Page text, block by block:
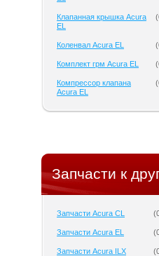
Клапанная крышка Acura
EL
(
Коленвал Acura EL (
Комплект грм Acura EL (
Компрессор клапана
Acura EL
(
Запчасти к
Запчасти Acura CL (
Запчасти Acura EL (
Запчасти Acura ILX (